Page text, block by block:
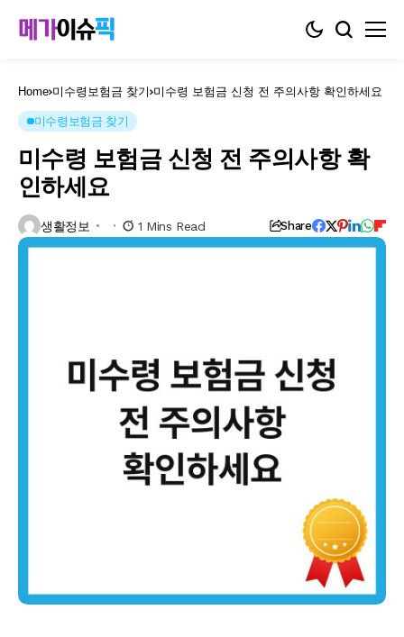
Home 미수령보험금 찾기 미수령 보험금 신청 전 주의사항 확인하세요
미수령보험금 찾기
미수령 보험금 신청 전 주의사항 확
인하세요
생활정보 1 Mins Read Share